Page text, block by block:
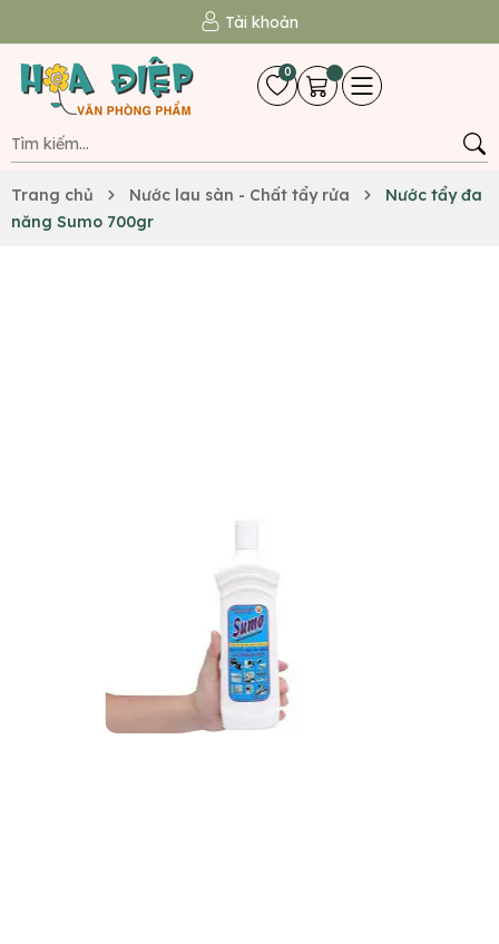
Tài khoản
0
Trang chủ Nước lau sàn - Chất tẩy rửa
Nước tẩy đa
năng Sumo 700gr